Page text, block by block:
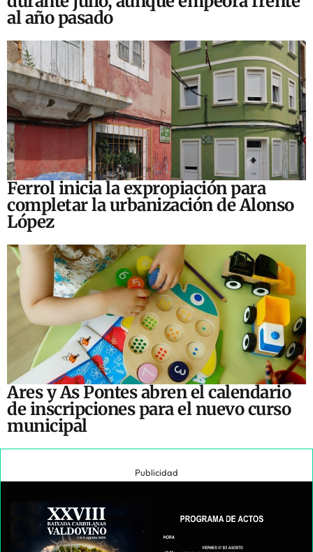
al año pasado
Ferrol inicia la expropiación para
completar la urbanización de Alonso
López
Ares y As Pontes abren el calendario
de inscripciones para el nuevo curso
municipal
Publicidad